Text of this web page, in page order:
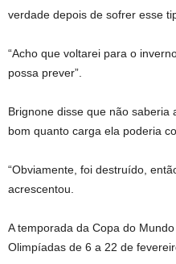
verdade depois de sofrer esse
“Acho que voltarei para o
possa prever”.
Brignone disse que não saberia
bom quanto carga ela poderia
“Obviamente, foi destruído,
acrescentou.
A temporada da Copa do
Olimpíadas de 6 a 22 de